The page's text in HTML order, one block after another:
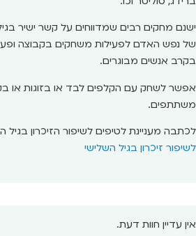
ישנם מחקים רבים שמדווחים על קשר ישיר
של נפש האדם לפעילות משחקים בקבוצה
בקרב אנשים מבוגרים.
אפשר לשחק עם הקלפים לבד או בזוגות או
משתתפים.
לכתבה מעניינת לטיפים לשיפור הזיכרון בגיל
לשיפור זיכרון בגיל השלישי
אין עדיין חוות דעת.